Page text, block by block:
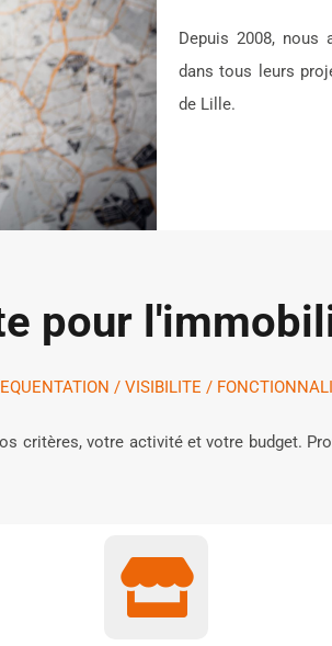
Depuis 2008, nous
dans tous leurs
de Lille.
pour
/ VISIBILITE /
critères, votre activité et votre budget.